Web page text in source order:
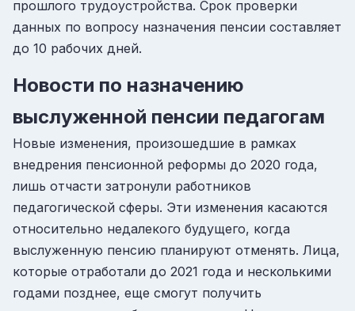
прошлого трудоустройства. Срок проверки
данных по вопросу назначения пенсии составляет
до 10 рабочих дней.
Новости по назначению
выслуженной пенсии педагогам
Новые изменения, произошедшие в рамках
внедрения пенсионной реформы до 2020 года,
лишь отчасти затронули работников
педагогической сферы. Эти изменения касаются
относительно недалекого будущего, когда
выслуженную пенсию планируют отменять. Лица,
которые отработали до 2021 года и несколькими
годами позднее, еще смогут получить